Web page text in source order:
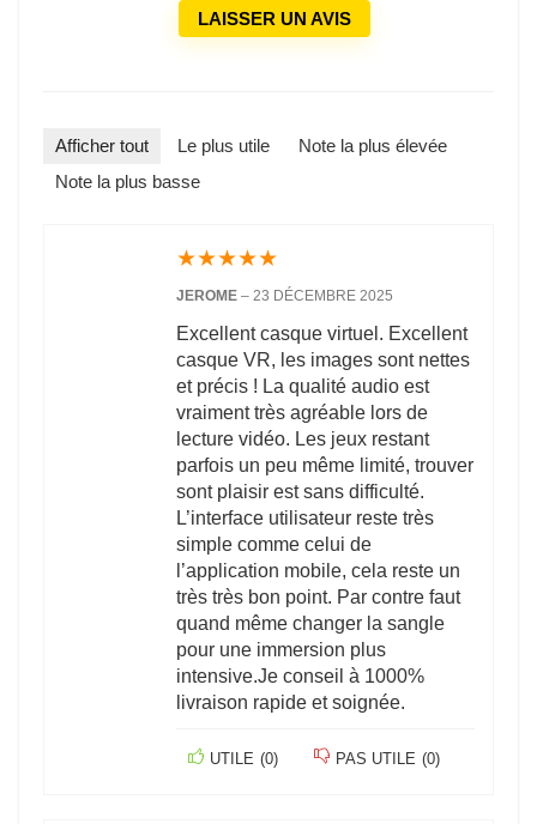
LAISSER UN AVIS
Afficher tout Le plus utile
Note la plus élevée
Note la plus basse
★★★★★
JEROME – 23 DÉCEMBRE 2025
Excellent casque virtuel. Excellent
casque VR, les images sont nettes
et précis ! La qualité audio est
vraiment très agréable lors de
lecture vidéo. Les jeux restant
parfois un peu même limité, trouver
sont plaisir est sans difficulté.
L’interface utilisateur reste très
simple comme celui de
l’application mobile, cela reste un
très très bon point. Par contre faut
quand même changer la sangle
pour une immersion plus
intensive.Je conseil à 1000%
livraison rapide et soignée.
UTILE (0) PAS UTILE (0)